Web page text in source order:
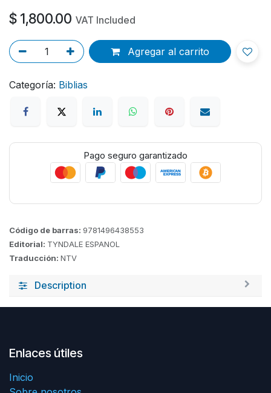
$ 1,800.00 VAT Included
Agregar al carrito
Categoría: Biblias
Pago seguro garantizado
Código de barras: 9781496438553
Editorial: TYNDALE ESPANOL
Traducción: NTV
Description
Enlaces útiles
Inicio